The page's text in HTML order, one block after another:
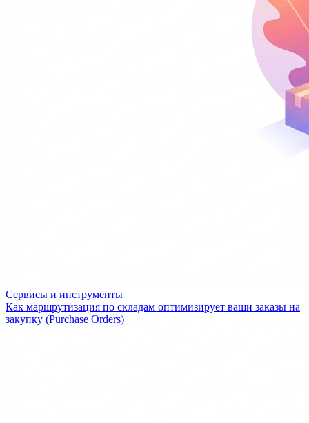
Сервисы и инструменты
Как маршрутизация по складам оптимизирует ваши заказы на
закупку (Purchase Orders)